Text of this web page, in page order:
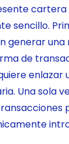
sencillo.
generar
de
Una sola